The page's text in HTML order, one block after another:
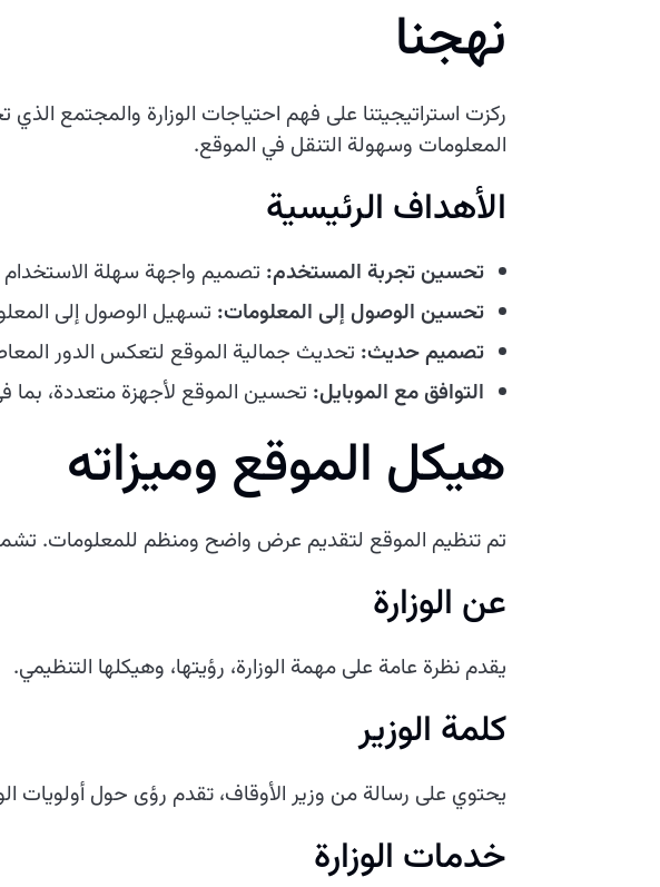
نهجنا
ركزت استراتيجيتنا على فهم احتياجات الوزارة والمجتمع
المعلومات وسهولة التنقل في الموقع.
الأهداف الرئيسية
تحسين تجربة المستخدم: تصميم واجهة سهلة
تحسين الوصول إلى المعلومات: تسهيل الوصول إلى
تصميم حديث: تحديث جمالية الموقع لتعكس الدور
التوافق مع الموبايل: تحسين الموقع لأجهزة متعددة، بما
هيكل الموقع وميزاته
تم تنظيم الموقع لتقديم عرض واضح ومنظم للمعلومات.
عن الوزارة
يقدم نظرة عامة على مهمة الوزارة، رؤيتها، وهيكلها التنظيمي.
كلمة الوزير
يحتوي على رسالة من وزير الأوقاف، تقدم رؤى حول أولويات
خدمات الوزارة